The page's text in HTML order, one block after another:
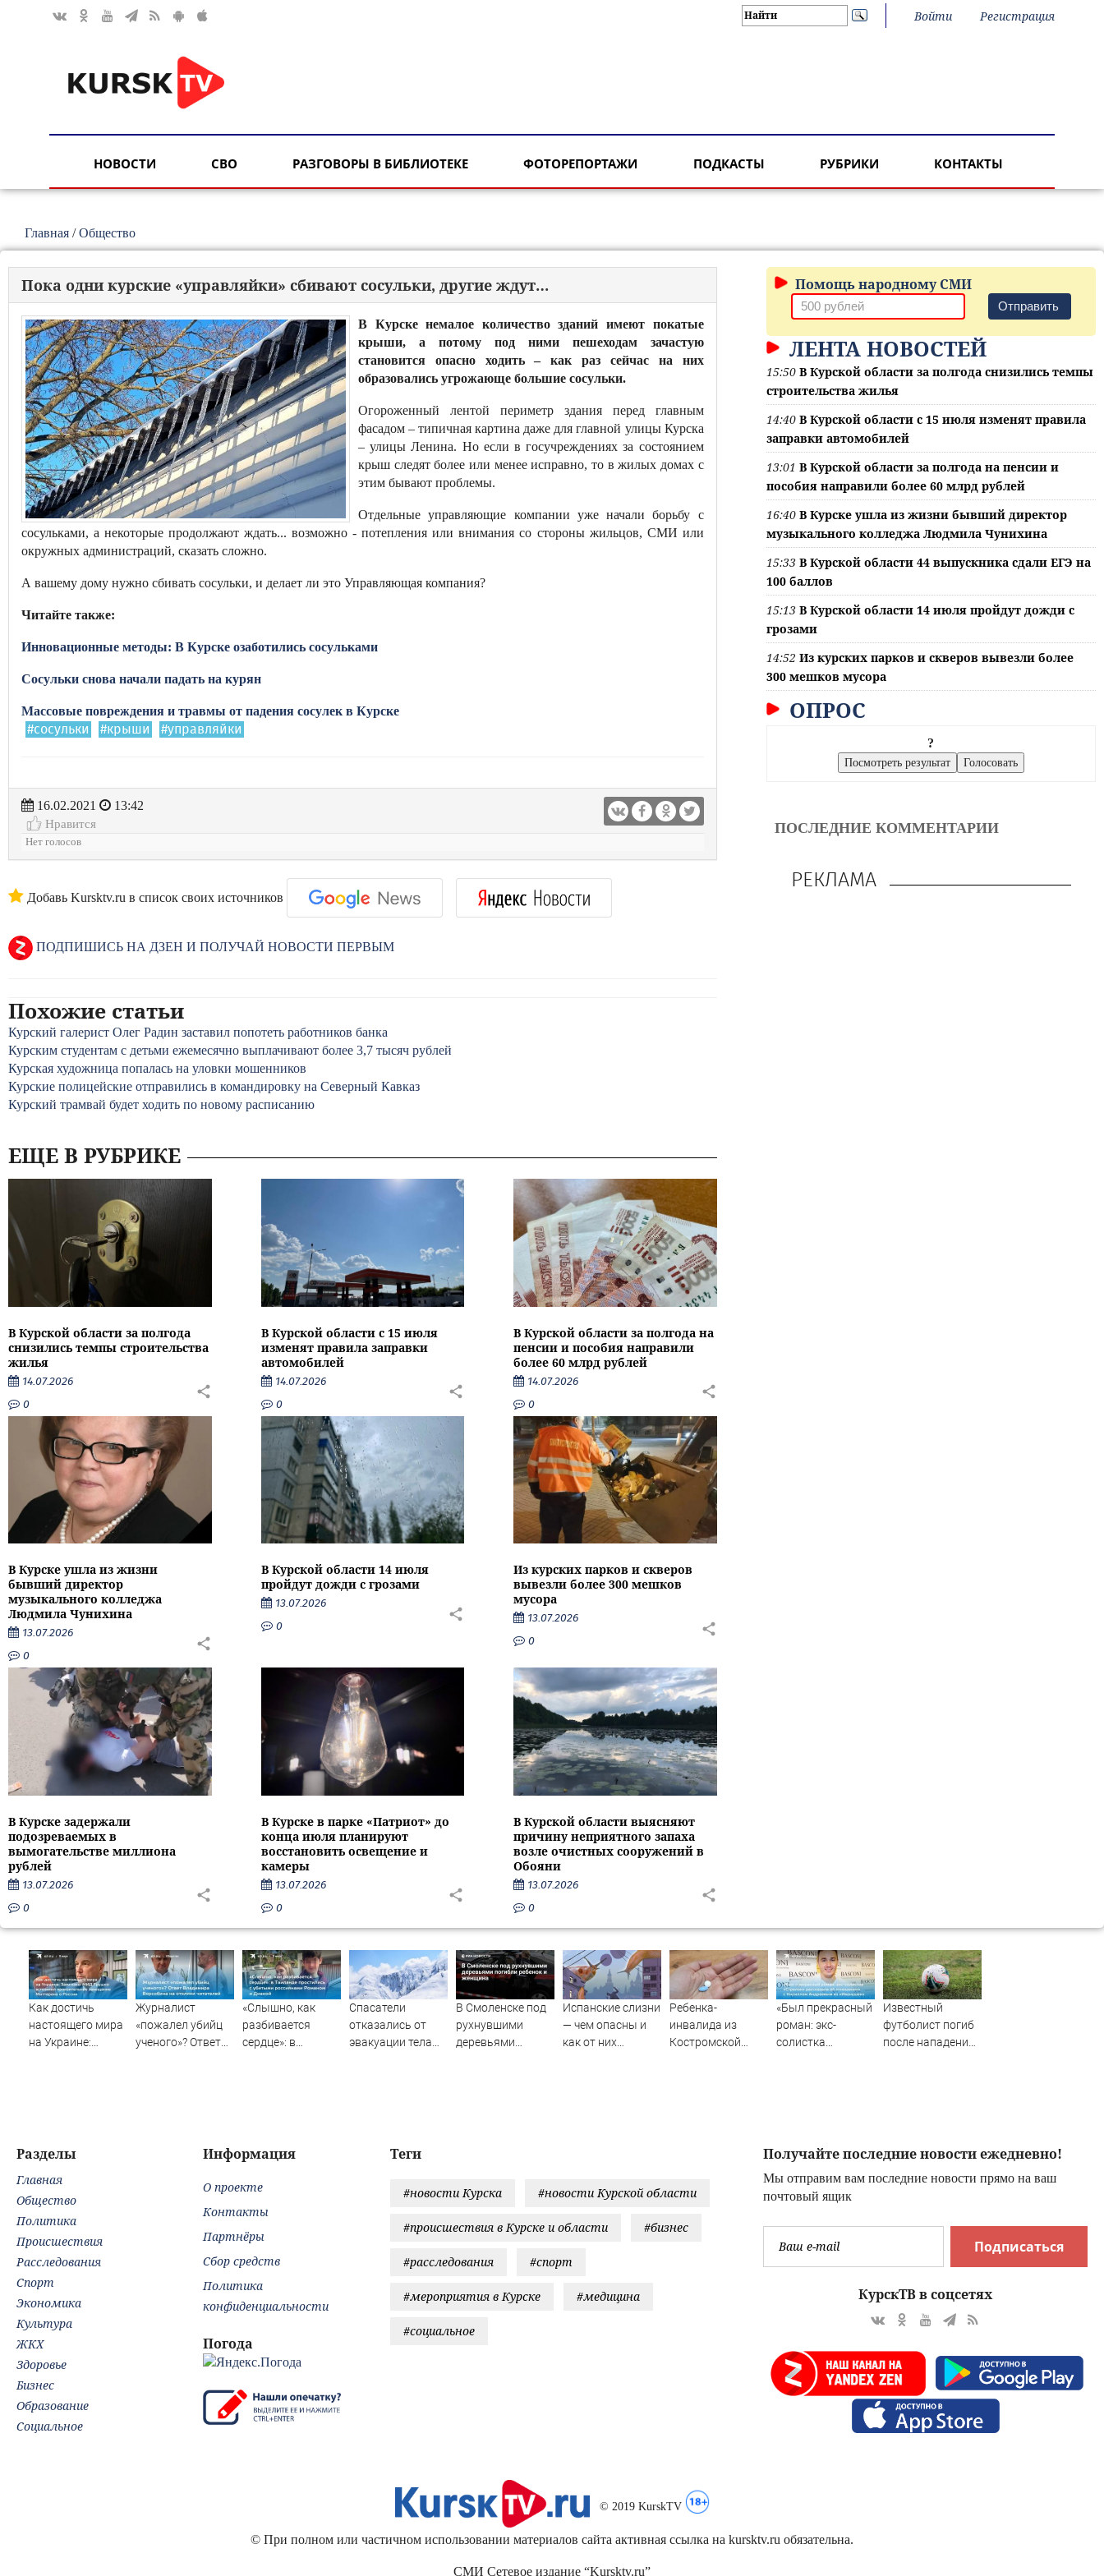
Войти Регистрация
НОВОСТИ СВО РАЗГОВОРЫ В БИБЛИОТЕКЕ ФОТОРЕПОРТАЖИ ПОДКАСТЫ РУБРИКИ КОНТАКТЫ
Главная /Общество
Пока одни курские «управляйки» сбивают сосульки, другие ждут…
В Курске немалое количество зданий имеют покатые
крыши, а потому под ними пешеходам зачастую
становится опасно ходить – как раз сейчас на них
образовались угрожающе большие сосульки.
Огороженный лентой периметр здания перед главным
фасадом – типичная картина даже для главной улицы Курска
– улицы Ленина. Но если в госучреждениях за состоянием
крыш следят более или менее исправно, то в жилых домах с
этим бывают проблемы.
Отдельные управляющие компании уже начали борьбу с
сосульками, а некоторые продолжают ждать... возможно - потепления или внимания со стороны жильцов, СМИ или
окружных администраций, сказать сложно.
А вашему дому нужно сбивать сосульки, и делает ли это Управляющая компания?
Читайте также:
Инновационные методы: В Курске озаботились сосульками
Сосульки снова начали падать на курян
Массовые повреждения и травмы от падения сосулек в Курске
#сосульки #крыши #управляйки
16.02.2021
13:42
Нравится
Нет голосов
Добавь Kursktv.ru в список своих источников
ПОДПИШИСЬ НА ДЗЕН И ПОЛУЧАЙ НОВОСТИ ПЕРВЫМ
Похожие статьи
Курский галерист Олег Радин заставил попотеть работников банка
Курским студентам с детьми ежемесячно выплачивают более 3,7 тысяч рублей
Курская художница попалась на уловки мошенников
Курские полицейские отправились в командировку на Северный Кавказ
Курский трамвай будет ходить по новому расписанию
ЕЩЕ В РУБРИКЕ
В Курской области за полгода
снизились темпы строительства
жилья
14.07.2026
0
В Курской области с 15 июля
изменят правила заправки
автомобилей
14.07.2026
0
В Курской области за полгода на
пенсии и пособия направили
более 60 млрд рублей
14.07.2026
0
В Курске ушла из жизни
бывший директор
музыкального колледжа
Людмила Чунихина
13.07.2026
0
В Курской области 14 июля
пройдут дожди с грозами
13.07.2026
0
Из курских парков и скверов
вывезли более 300 мешков
мусора
13.07.2026
0
В Курске задержали
подозреваемых в
вымогательстве миллиона
рублей
13.07.2026
0
В Курске в парке «Патриот» до
конца июля планируют
восстановить освещение и
камеры
13.07.2026
0
В Курской области выясняют
причину неприятного запаха
возле очистных сооружений в
Обояни
13.07.2026
0
Помощь народному СМИ
Отправить
ЛЕНТА НОВОСТЕЙ
15:50 В Курской области за полгода снизились темпы
строительства жилья
14:40 В Курской области с 15 июля изменят правила
заправки автомобилей
13:01 В Курской области за полгода на пенсии и
пособия направили более 60 млрд рублей
16:40 В Курске ушла из жизни бывший директор
музыкального колледжа Людмила Чунихина
15:33 В Курской области 44 выпускника сдали ЕГЭ на
100 баллов
15:13 В Курской области 14 июля пройдут дожди с
грозами
14:52 Из курских парков и скверов вывезли более
300 мешков мусора
ОПРОС
?
ПОСЛЕДНИЕ КОММЕНТАРИИ
РЕКЛАМА
Как достичь
настоящего мира
на Украине:
Журналист
«пожалел убийц
ученого»? Ответ
«Слышно, как
разбивается
сердце»: в
Спасатели
отказались от
эвакуации тела
В Смоленске под
рухнувшими
деревьями
Испанские слизни
— чем опасны и
как от них
Ребенка-
инвалида из
Костромской
«Был прекрасный
роман: экс-
солистка
«Иванушек»
Известный
футболист погиб
после нападения
Получайте последние новости ежедневно!
Мы отправим вам последние новости прямо на ваш
почтовый ящик
Подписаться
КурскТВ в соцсетях
Теги
#новости Курска #новости Курской области
#происшествия в Курске и области #бизнес
#расследования #спорт
#мероприятия в Курске #медицина
#социальное
Разделы
Главная
Общество
Политика
Происшествия
Расследования
Спорт
Экономика
Культура
ЖКХ
Здоровье
Бизнес
Образование
Социальное
Информация
О проекте
Контакты
Партнёры
Сбор средств
Политика
конфиденциальности
Погода
© 2019 KurskTV
© При полном или частичном использовании материалов сайта активная ссылка на kursktv.ru обязательна.
СМИ Сетевое издание “Kursktv.ru”